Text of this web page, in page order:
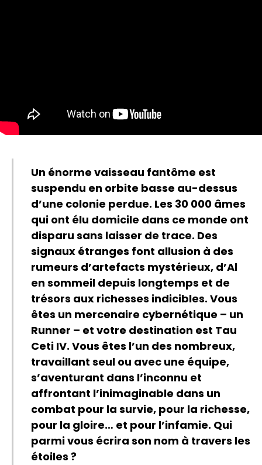
Un énorme vaisseau fantôme est
suspendu en orbite basse au-dessus
d’une colonie perdue. Les 30 000 âmes
qui ont élu domicile dans ce monde ont
disparu sans laisser de trace. Des
signaux étranges font allusion à des
rumeurs d’artefacts mystérieux, d’Al
en sommeil depuis longtemps et de
trésors aux richesses indicibles. Vous
êtes un mercenaire cybernétique – un
Runner – et votre destination est Tau
Ceti IV. Vous êtes l’un des nombreux,
travaillant seul ou avec une équipe,
s’aventurant dans l’inconnu et
affrontant l’inimaginable dans un
combat pour la survie, pour la richesse,
pour la gloire… et pour l’infamie. Qui
parmi vous écrira son nom à travers les
étoiles ?